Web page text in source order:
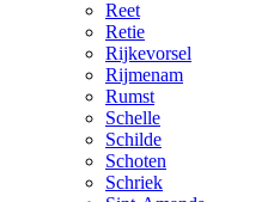
Reet
Retie
Rijkevorsel
Rijmenam
Rumst
Schelle
Schilde
Schoten
Schriek